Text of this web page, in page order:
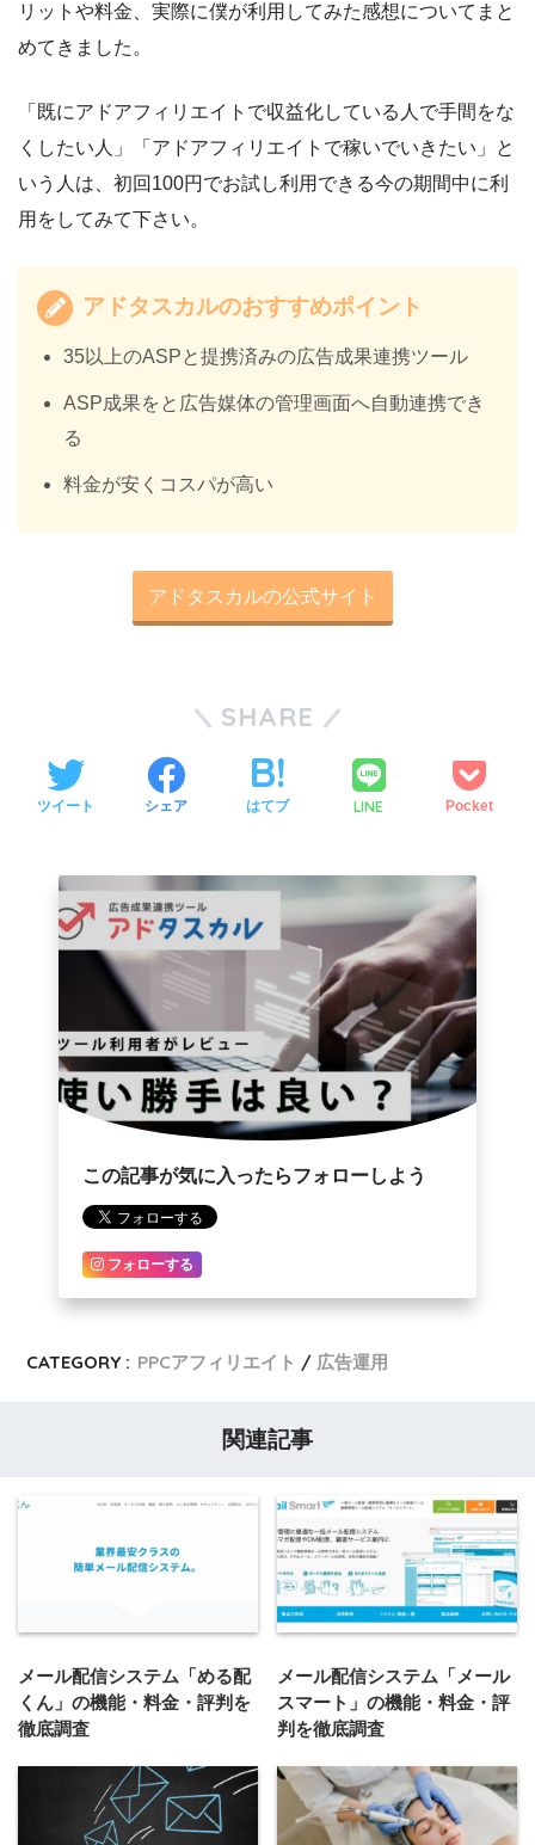
リットや料金、実際に僕が利用してみた感想についてまと
めてきました。
「既にアドアフィリエイトで収益化している人で手間をな
くしたい人」「アドアフィリエイトで稼いでいきたい」と
いう人は、初回100円でお試し利用できる今の期間中に利
用をしてみて下さい。
アドタスカルのおすすめポイント
35以上のASPと提携済みの広告成果連携ツール
ASP成果をと広告媒体の管理画面へ自動連携でき
る
料金が安くコスパが高い
アドタスカルの公式サイト
SHARE
ツイート シェア はてブ LINE Pocket
この記事が気に入ったらフォローしよう
フォローする
CATEGORY : PPCアフィリエイト 広告運用
関連記事
メール配信システム「める配
くん」の機能・料金・評判を
徹底調査
メール配信システム「メール
スマート」の機能・料金・評
判を徹底調査